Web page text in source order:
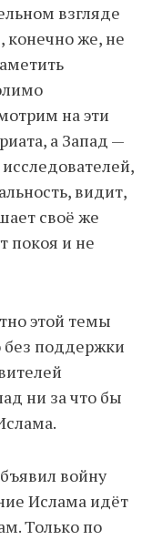
взгляде
конечно же, не
на эти
а Запад —
видит,
своё же
покоя и не
этой темы
без поддержки
ни за что бы
войну
Ислама идёт
Только по